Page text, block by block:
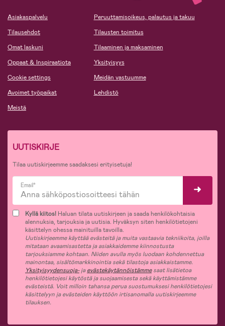
Asiakaspalvelu
Tilausehdot
Omat laskuni
Oppaat & Inspiraatiota
Cookie settings
Avoimet työpaikat
Meistä
Peruuttamisoikeus, palautus ja takuu
Tilausten toimitus
Tilaaminen ja maksaminen
Yksityisyys
Meidän vastuumme
Lehdistö
UUTISKIRJE
Tilaa uutiskirjeemme saadaksesi erityisetuja!
Email*
Kyllä kiitos! Haluan tilata uutiskirjeen ja saada henkilökohtaisia
alennuksia, tarjouksia ja uutisia. Hyväksyn siten henkilötietojeni
käsittelyn ohessa mainituilla tavoilla.
Uutiskirjeemme käyttää evästeitä ja muita vastaavia tekniikoita, joilla
mitataan avaamisastetta ja asiakkaidemme kiinnostusta
tarjouksiamme kohtaan. Niiden avulla myös luodaan kohdennettua
mainontaa, sisältömarkkinointia sekä tilastoja asiakkaistamme.
Yksityisyydensuoja-jaevästekäytännöistämmesaat lisätietoa
henkilötietojesi käytöstä ja suojaamisesta sekä käyttämistämme
evästeistä. Voit milloin tahansa perua suostumuksesi henkilötietojesi
käsittelyyn ja evästeiden käyttöön irtisanomalla uutiskirjeemme
tilauksen.